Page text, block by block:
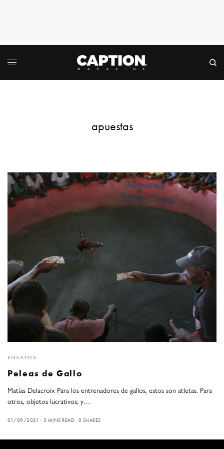
apuestas
ENSAYOS
Peleas de Gallo
Matías Delacroix Para los entrenadores de gallos, estos son atletas. Para
otros, objetos lucrativos; y…
01/09/2021 3 MINS READ 0 SHARES